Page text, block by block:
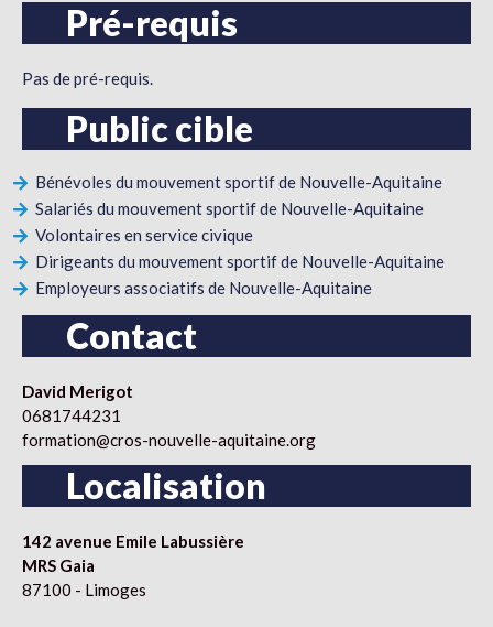
Pré-requis
Pas de pré-requis.
Public cible
Bénévoles du mouvement sportif de Nouvelle-Aquitaine
Salariés du mouvement sportif de Nouvelle-Aquitaine
Volontaires en service civique
Dirigeants du mouvement sportif de Nouvelle-Aquitaine
Employeurs associatifs de Nouvelle-Aquitaine
Contact
David Merigot
0681744231
formation@cros-nouvelle-aquitaine.org
Localisation
142 avenue Emile Labussière
MRS Gaia
87100 - Limoges